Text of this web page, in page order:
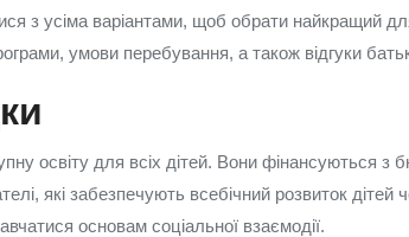
з усіма варіантами, щоб обрати найкращий
умови перебування, а також відгуки
освіту для всіх дітей. Вони фінансуються
які забезпечують всебічний розвиток дітей
основам соціальної взаємодії.